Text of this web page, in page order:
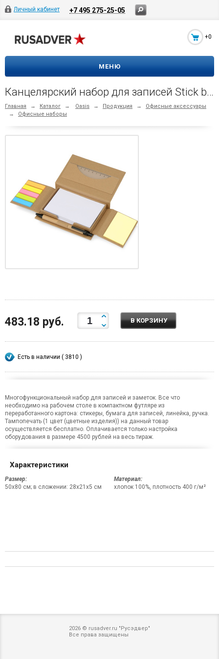
Личный кабинет +7 495 275-25-05
+0
МЕНЮ
Канцелярский набор для записей Stick box, натуральный
Главная → Каталог → Oasis → Продукция →
Офисные аксессуары
→
Офисные наборы
483.18 руб. В КОРЗИНУ
Есть в наличии ( 3810 )
Многофункциональный набор для записей и заметок. Все что
необходимо на рабочем столе в компактном футляре из
переработанного картона: стикеры, бумага для записей, линейка, ручка.
Тампопечать (1 цвет (цветные изделия)) на данный товар
осуществляется бесплатно. Оплачивается только настройка
оборудования в размере 4500 рублей на весь тираж.
Характеристики
Размер:
50х80 см; в сложении: 28x21x5 см
Материал:
хлопок 100%, плотность 400 г/м²
2026 © rusadver.ru "Русэдвер"
Все права защищены